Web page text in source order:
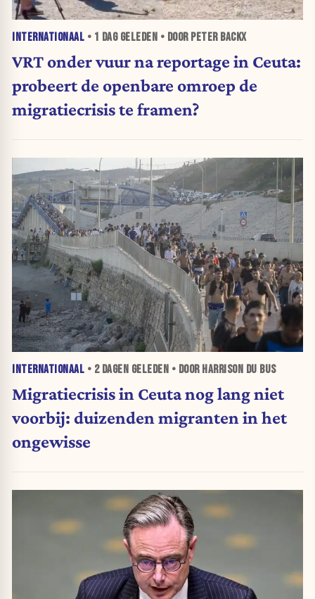
INTERNATIONAAL • 1 DAGGELEDEN • DOOR PETER BACKX
VRT onder vuur na reportage in Ceuta:
probeert de openbare omroep de
migratiecrisis te framen?
INTERNATIONAAL • 2 DAGEN GELEDEN • DOOR HARRISON DU BUS
Migratiecrisis in Ceuta nog lang niet
voorbij: duizenden migranten in het
ongewisse